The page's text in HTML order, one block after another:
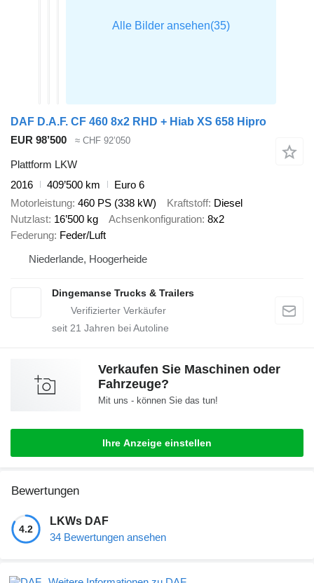
DAF D.A.F. CF 460 8x2 RHD + Hiab XS 658 Hipro
EUR 98’500
≈ CHF 92’050
Plattform LKW
2016
409’500 km
Euro 6
Motorleistung 460 PS (338 kW) Kraftstoff Diesel
Nutzlast 16’500 kg Achsenkonfiguration 8x2
Federung Feder/Luft
Niederlande, Hoogerheide
Dingemanse Trucks & Trailers
seit 21 Jahren bei Autoline
Verkaufen Sie Maschinen oder
Fahrzeuge?
Mit uns - können Sie das tun!
Ihre Anzeige einstellen
Bewertungen
4.2
LKWs DAF
34 Bewertungen ansehen